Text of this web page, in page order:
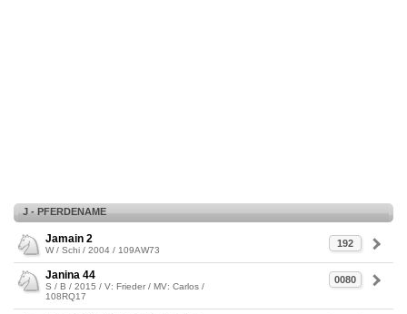
J - PFERDENAME
192
Jamain 2
W / Schi / 2004 / 109AW73
0080
Janina 44
S / B / 2015 / V: Frieder / MV: Carlos /
108RQ17